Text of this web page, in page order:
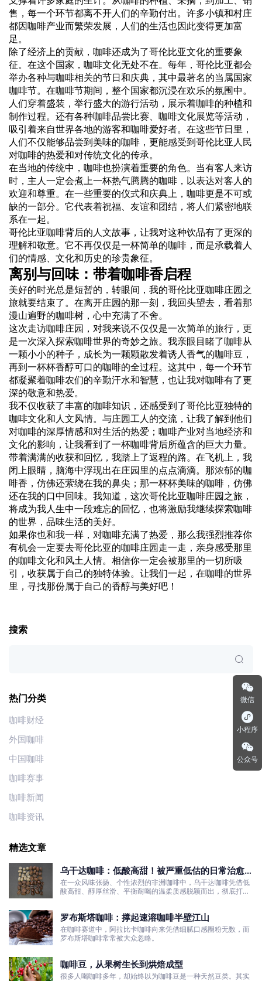
售，每一个环节都离不开人们的辛勤付出。许多小镇和村庄
都因咖啡产业而繁荣发展，人们的生活也因此变得更加富
足。
除了经济上的贡献，咖啡还成为了哥伦比亚文化的重要象
征。在这个国家，咖啡文化无处不在。每年，哥伦比亚都会
举办各种与咖啡相关的节日和庆典，其中最著名的当属国家
咖啡节。在咖啡节期间，整个国家都沉浸在欢乐的氛围中。
人们穿着盛装，举行盛大的游行活动，展示着咖啡的种植和
制作过程。还有各种咖啡品尝比赛、咖啡文化展览等活动，
吸引着来自世界各地的游客和咖啡爱好者。在这些节日里，
人们不仅能够品尝到美味的咖啡，更能感受到哥伦比亚人民
对咖啡的热爱和对传统文化的传承。
在当地的传统中，咖啡也扮演着重要的角色。当有客人来访
时，主人一定会煮上一杯热气腾腾的咖啡，以表达对客人的
欢迎和尊重。在一些重要的仪式和庆典上，咖啡更是不可或
缺的一部分。它代表着祝福、友谊和团结，将人们紧密地联
系在一起。
哥伦比亚咖啡背后的人文故事，让我对这种饮品有了更深的
理解和敬意。它不再仅仅是一杯简单的咖啡，而是承载着人
们的情感、文化和历史的珍贵象征。
离别与回味：带着咖啡香启程
美好的时光总是短暂的，转眼间，我的哥伦比亚咖啡庄园之
旅就要结束了。在离开庄园的那一刻，我回头望去，看着那
漫山遍野的咖啡树，心中充满了不舍。
这次走访咖啡庄园，对我来说不仅仅是一次简单的旅行，更
是一次深入探索咖啡世界的奇妙之旅。我亲眼目睹了咖啡从
一颗小小的种子，成长为一颗颗散发着诱人香气的咖啡豆，
再到一杯杯香醇可口的咖啡的全过程。这其中，每一个环节
都凝聚着咖啡农们的辛勤汗水和智慧，也让我对咖啡有了更
深的敬意和热爱。
我不仅收获了丰富的咖啡知识，还感受到了哥伦比亚独特的
咖啡文化和人文风情。与庄园工人的交流，让我了解到他们
对咖啡的深厚情感和对生活的热爱；咖啡产业对当地经济和
文化的影响，让我看到了一杯咖啡背后所蕴含的巨大力量。
带着满满的收获和回忆，我踏上了返程的路。在飞机上，我
闭上眼睛，脑海中浮现出在庄园里的点点滴滴。那浓郁的咖
啡香，仿佛还萦绕在我的鼻尖；那一杯杯美味的咖啡，仿佛
还在我的口中回味。我知道，这次哥伦比亚咖啡庄园之旅，
将成为我人生中一段难忘的回忆，也将激励我继续探索咖啡
的世界，品味生活的美好。
如果你也和我一样，对咖啡充满了热爱，那么我强烈推荐你
有机会一定要去哥伦比亚的咖啡庄园走一走，亲身感受那里
的咖啡文化和风土人情。相信你一定会被那里的一切所吸
引，收获属于自己的独特体验。让我们一起，在咖啡的世界
里，寻找那份属于自己的香醇与美好吧！
搜索
热门分类
咖啡财经
外国咖啡
中国咖啡
咖啡赛事
咖啡新闻
咖啡资讯
精选文章
乌干达咖啡：低酸高甜！被严重低估的日常治愈口
粮豆
在一众风味张扬、个性浓烈的非洲咖啡中，乌干达咖啡凭借低
酸高甜、醇厚丝滑、平衡耐喝的温柔质感脱颖而出，彻底打破
罗布斯塔咖啡：撑起速溶咖啡半壁江山
在咖啡赛道中，阿拉比卡咖啡向来凭借细腻口感圈粉无数，而
罗布斯塔咖啡常常被大众忽略。
咖啡豆，从果树生长到烘焙成型
很多人喝咖啡多年，却始终以为咖啡豆是一种天然豆类。其实
微信
小程序
公众号